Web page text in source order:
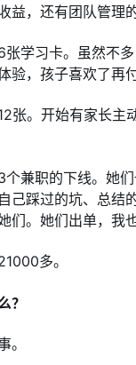
益，还有团队管理
学习卡。虽然不多
验，孩子喜欢了再付
张。开始有家长主
兼职的下线。她
己踩过的坑、总结
们。她们出单，我
多。
？
。